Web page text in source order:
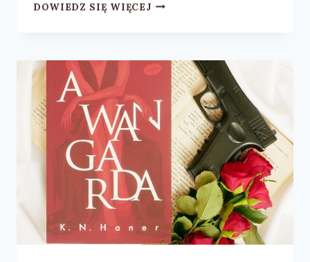
DOWIEDZ SIĘ WIĘCEJANNA
–
RECENZJA